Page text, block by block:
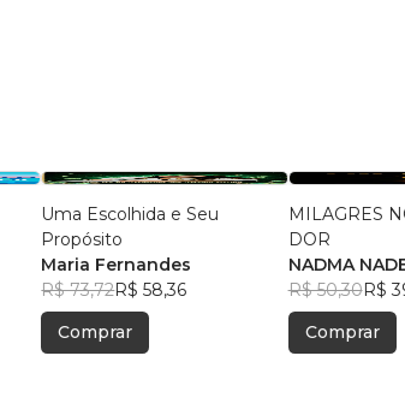
Uma Escolhida e Seu
Propósito
Maria Fernandes
R$ 73,72R$ 58,36
Comprar
MILAGRES
DOR
NADMA
R$ 50,30R$
Comprar